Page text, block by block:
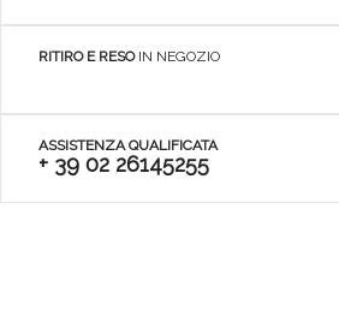
RITIRO E RESOIN NEGOZIO
ASSISTENZA QUALIFICATA
+ 39 02 26145255